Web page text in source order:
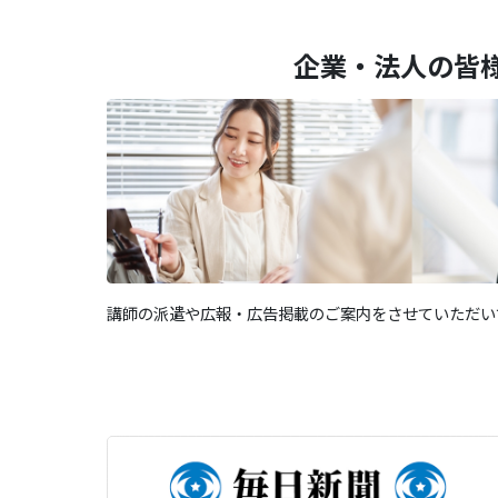
企業・法人の皆
講師の派遣や広報・広告掲載のご案内をさせていただ